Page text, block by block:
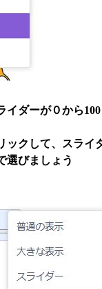
イダーが０から
ックして、
スライ
選びましょう